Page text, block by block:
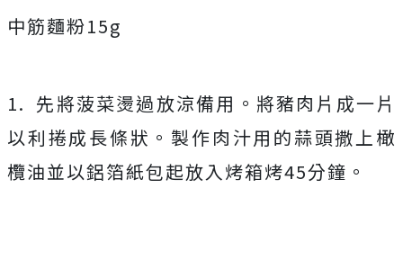
中筋麵粉15g
1. 先將菠菜燙過放涼備用。將豬肉片成一片
以利捲成長條狀。製作肉汁用的蒜頭撒上橄
欖油並以鋁箔紙包起放入烤箱烤45分鐘。